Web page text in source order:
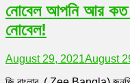
নোবেল আপনি আর কত
নোবেল!
August 29, 2021August